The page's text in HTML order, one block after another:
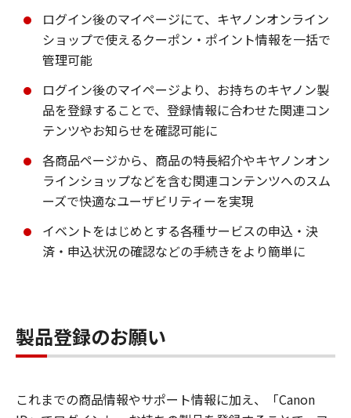
ログイン後のマイページにて、キヤノンオンライン
ショップで使えるクーポン・ポイント情報を一括で
管理可能
ログイン後のマイページより、お持ちのキヤノン製
品を登録することで、登録情報に合わせた関連コン
テンツやお知らせを確認可能に
各商品ページから、商品の特長紹介やキヤノンオン
ラインショップなどを含む関連コンテンツへのスム
ーズで快適なユーザビリティーを実現
イベントをはじめとする各種サービスの申込・決
済・申込状況の確認などの手続きをより簡単に
製品登録のお願い
これまでの商品情報やサポート情報に加え、「Canon